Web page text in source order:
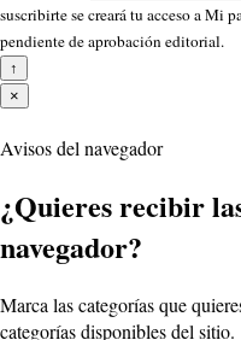
suscribirte se creará tu acceso a Mi
pendiente de aprobación editorial.
↑
×
Avisos del navegador
¿Quieres recibir
navegador?
Marca las categorías que
categorías disponibles del sitio.